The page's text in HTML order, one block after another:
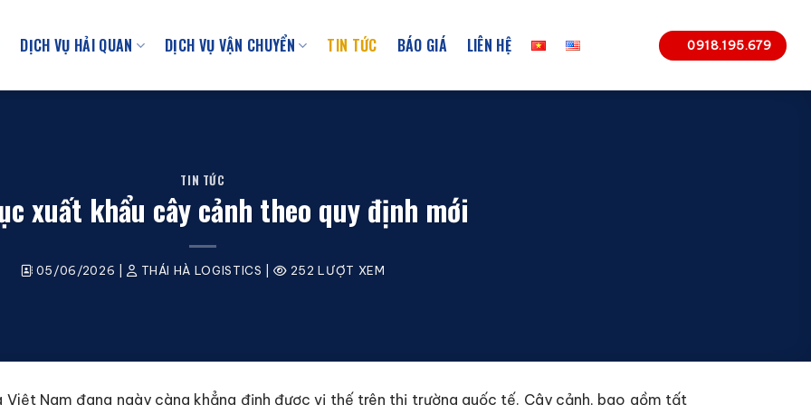
DỊCH VỤ HẢI QUAN DỊCH VỤ VẬN CHUYỂN TIN TỨC BÁO GIÁ LIÊN HỆ 0918.195.679
TIN TỨC
xuất khẩu cây cảnh theo quy định mới
05/06/2026 | THÁI HÀ LOGISTICS | 252 LƯỢT XEM
Việt Nam đang ngày càng khẳng định được vị thế trên thị trường quốc tế. Cây cảnh, bao gồm tất